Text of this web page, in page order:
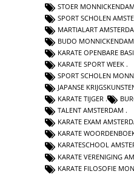
STOER MONNICKENDAM
SPORT SCHOLEN
MARTIALART
BUDO MONNICKENDAM
KARATE OPENBARE
KARATE SPORT WEEK
SPORT SCHOLEN
JAPANSE
KARATE TIJGER
TALENT AMSTERDAM
KARATE EXAM
KARATE
KARATESCHOOL
KARATE VERENIGING
KARATE FILOSOFIE